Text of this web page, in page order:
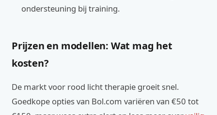
ondersteuning bij training.
Prijzen en modellen: Wat mag het
kosten?
De markt voor rood licht therapie groeit snel.
Goedkope opties van Bol.com variëren van €50 tot